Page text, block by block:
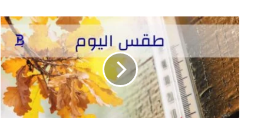
طقس
اليوم
السادس
من
تموز